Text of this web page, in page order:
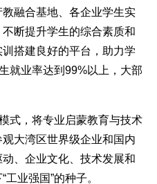
融合基地、各企业学生实
断提升学生的综合素质和
搭建良好的平台，助力学
就业率达到99%以上，大部
式，将专业启蒙教育与技术
大湾区世界级企业和国内
、企业文化、技术发展和
业强国”的种子。